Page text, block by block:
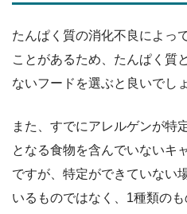
たんぱく質の消化不良によっ
ことがあるため、たんぱく質
ないフードを選ぶと良いでしょ
また、すでにアレルゲンが特
となる食物を含んでいないキ
ですが、特定ができていない
いるものではなく、1種類の